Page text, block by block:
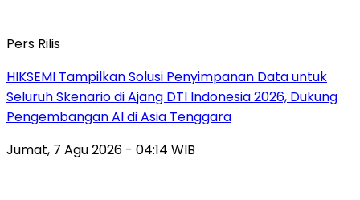
Pers Rilis
HIKSEMI Tampilkan Solusi Penyimpanan Data untuk
Seluruh Skenario di Ajang DTI Indonesia 2026, Dukung
Pengembangan AI di Asia Tenggara
Jumat, 7 Agu 2026 - 04:14 WIB